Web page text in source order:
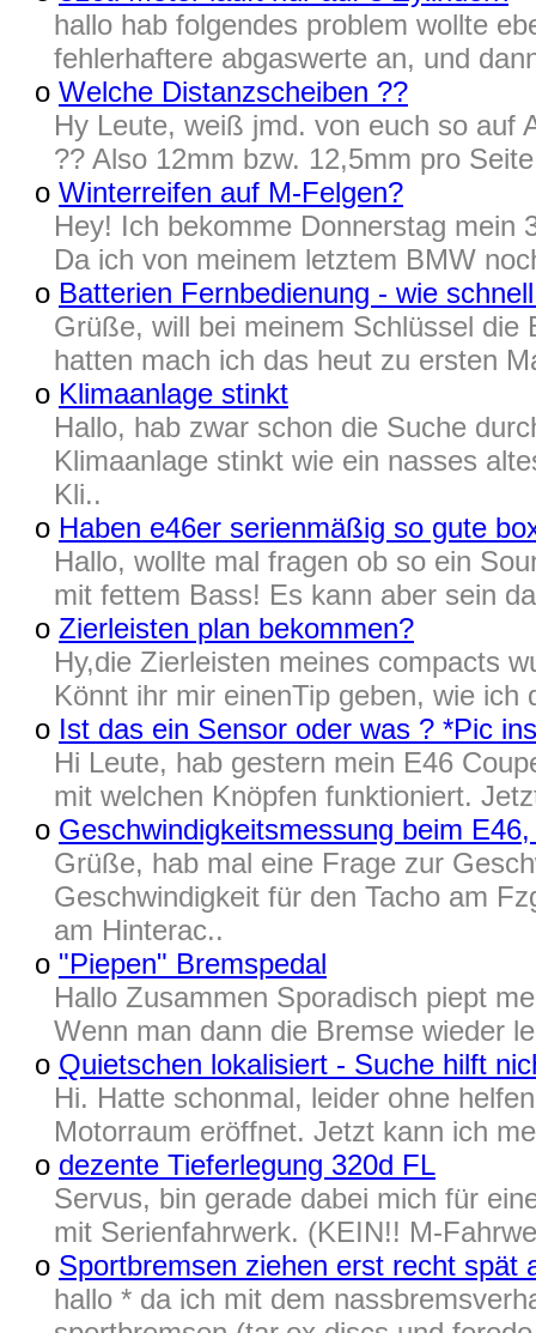
hallo hab folgendes problem wollte
fehlerhaftere abgaswerte an, und
o Welche Distanzscheiben ??
Hy Leute, weiß jmd. von euch so auf
?? Also 12mm bzw. 12,5mm pro
o Winterreifen auf M-Felgen?
Hey! Ich bekomme Donnerstag mein
Da ich von meinem letztem BMW
o Batterien Fernbedienung - wie
Grüße, will bei meinem Schlüssel die
hatten mach ich das heut zu ersten
o Klimaanlage stinkt
Hallo, hab zwar schon die Suche
Klimaanlage stinkt wie ein nasses
Kli..
o Haben e46er serienmäßig so gute
Hallo, wollte mal fragen ob so ein
mit fettem Bass! Es kann aber sein
o Zierleisten plan bekommen?
Hy,die Zierleisten meines compacts
Könnt ihr mir einenTip geben, wie
o Ist das ein Sensor oder was ? *Pic
Hi Leute, hab gestern mein E46
mit welchen Knöpfen funktioniert.
o Geschwindigkeitsmessung beim
Grüße, hab mal eine Frage zur
Geschwindigkeit für den Tacho am
am Hinterac..
o "Piepen" Bremspedal
Hallo Zusammen Sporadisch piept
Wenn man dann die Bremse wieder
o Quietschen lokalisiert - Suche hilft
Hi. Hatte schonmal, leider ohne
Motorraum eröffnet. Jetzt kann ich
o dezente Tieferlegung 320d FL
Servus, bin gerade dabei mich für
mit Serienfahrwerk. (KEIN!! M-
o Sportbremsen ziehen erst recht spät
hallo * da ich mit dem